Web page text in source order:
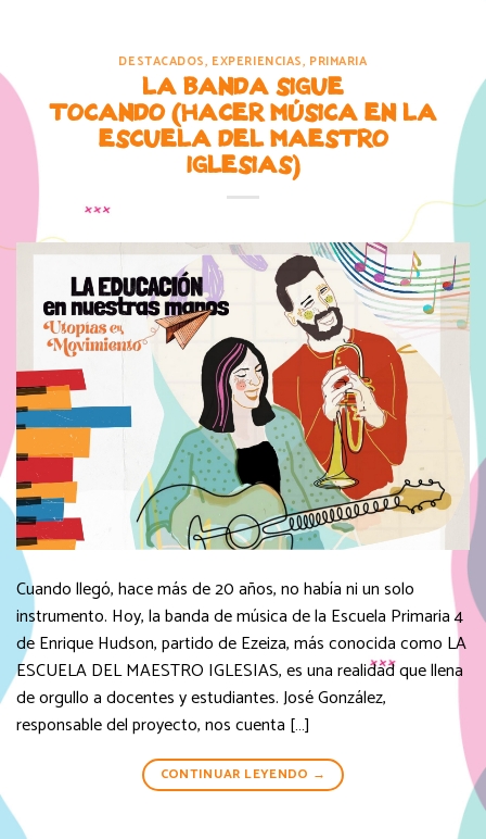
DESTACADOS, EXPERIENCIAS, PRIMARIA
LA BANDA SIGUE
TOCANDO (HACER MÚSICA EN LA
ESCUELA DEL MAESTRO
IGLESIAS)
Cuando llegó, hace más de 20 años, no había ni un solo
instrumento. Hoy, la banda de música de la Escuela Primaria 4
de Enrique Hudson, partido de Ezeiza, más conocida como LA
ESCUELA DEL MAESTRO IGLESIAS, es una realidad que llena
de orgullo a docentes y estudiantes. José González,
responsable del proyecto, nos cuenta […]
CONTINUAR LEYENDO →